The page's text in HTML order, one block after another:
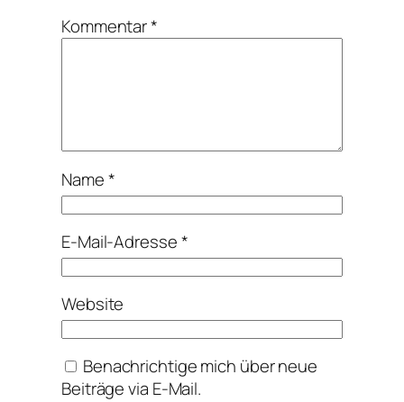
Kommentar*
Name*
E-Mail-Adresse*
Website
Benachrichtige mich über neue
Beiträge via E-Mail.